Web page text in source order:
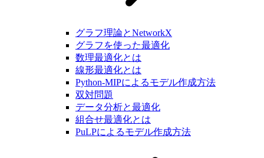
グラフ理論とNetworkX
グラフを使った最適化
数理最適化とは
線形最適化とは
Python-MIPによるモデル作成方法
双対問題
データ分析と最適化
組合せ最適化とは
PuLPによるモデル作成方法